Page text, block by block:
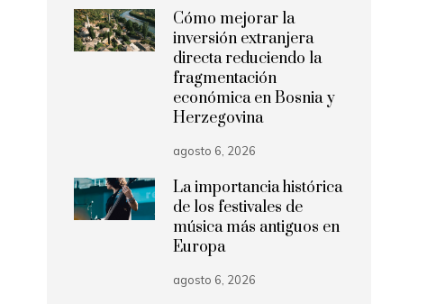
Cómo mejorar la
inversión extranjera
directa reduciendo la
fragmentación
económica en Bosnia y
Herzegovina
agosto 6, 2026
La importancia histórica
de los festivales de
música más antiguos en
Europa
agosto 6, 2026